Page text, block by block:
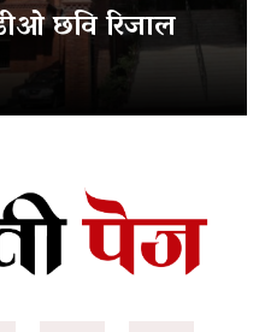
छवि रिजाल